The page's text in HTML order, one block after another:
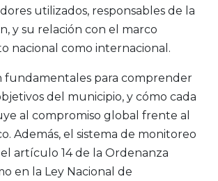
utilizados, responsables de la
y su relación con el marco
nacional como internacional.
fundamentales para comprender
del municipio, y cómo cada
al compromiso global frente al
Además, el sistema de monitoreo
artículo 14 de la Ordenanza
en la Ley Nacional de